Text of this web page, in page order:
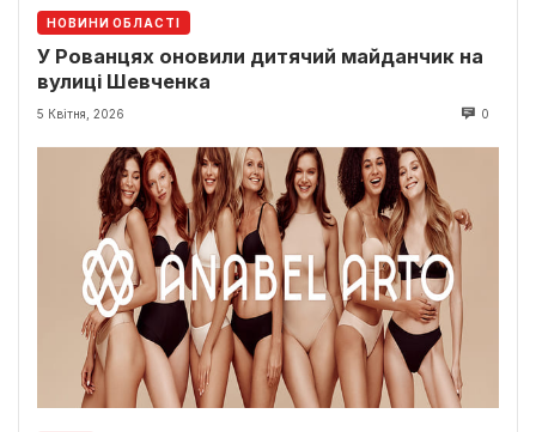
НОВИНИ ОБЛАСТІ
У Рованцях оновили дитячий майданчик на
вулиці Шевченка
5 Квітня, 2026 0